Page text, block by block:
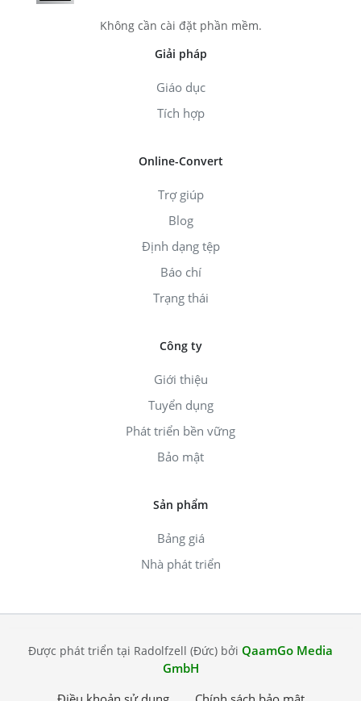
Không cần cài đặt phần mềm.
Giải pháp
Giáo dục
Tích hợp
Online-Convert
Trợ giúp
Blog
Định dạng tệp
Báo chí
Trạng thái
Công ty
Giới thiệu
Tuyển dụng
Phát triển bền vững
Bảo mật
Sản phẩm
Bảng giá
Nhà phát triển
Được phát triển tại Radolfzell (Đức) bởi QaamGo Media
GmbH